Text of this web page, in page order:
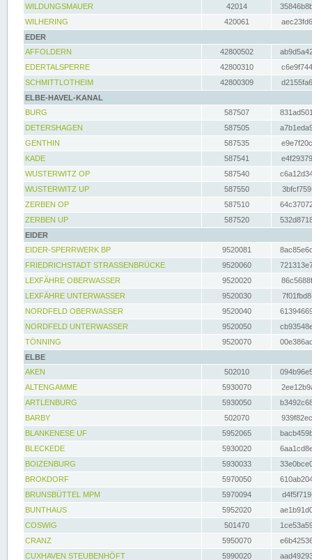
WILDUNGSMAUER
42014
WILHERING
420061
EDER
AFFOLDERN
42800502
EDERTALSPERRE
42800310
SCHMITTLOTHEIM
42800309
ELBE-HAVEL-KANAL
BURG
587507
DETERSHAGEN
587505
GENTHIN
587535
KADE
587541
WUSTERWITZ OP
587540
WUSTERWITZ UP
587550
ZERBEN OP
587510
ZERBEN UP
587520
EIDER
EIDER-SPERRWERK BP
9520081
FRIEDRICHSTADT STRASSENBRÜCKE
9520060
LEXFÄHRE OBERWASSER
9520020
LEXFÄHRE UNTERWASSER
9520030
NORDFELD OBERWASSER
9520040
NORDFELD UNTERWASSER
9520050
TÖNNING
9520070
ELBE
AKEN
502010
ALTENGAMME
5930070
ARTLENBURG
5930050
BARBY
502070
BLANKENESE UF
5952065
BLECKEDE
5930020
BOIZENBURG
5930033
BROKDORF
5970050
BRUNSBÜTTEL MPM
5970094
BUNTHAUS
5952020
COSWIG
501470
CRANZ
5950070
CUXHAVEN STEUBENHÖFT
5990020